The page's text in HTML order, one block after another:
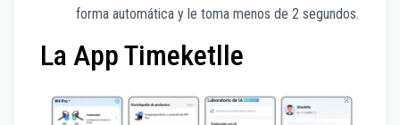
forma automática y le toma menos de 2 segundos.
La App Timeketlle